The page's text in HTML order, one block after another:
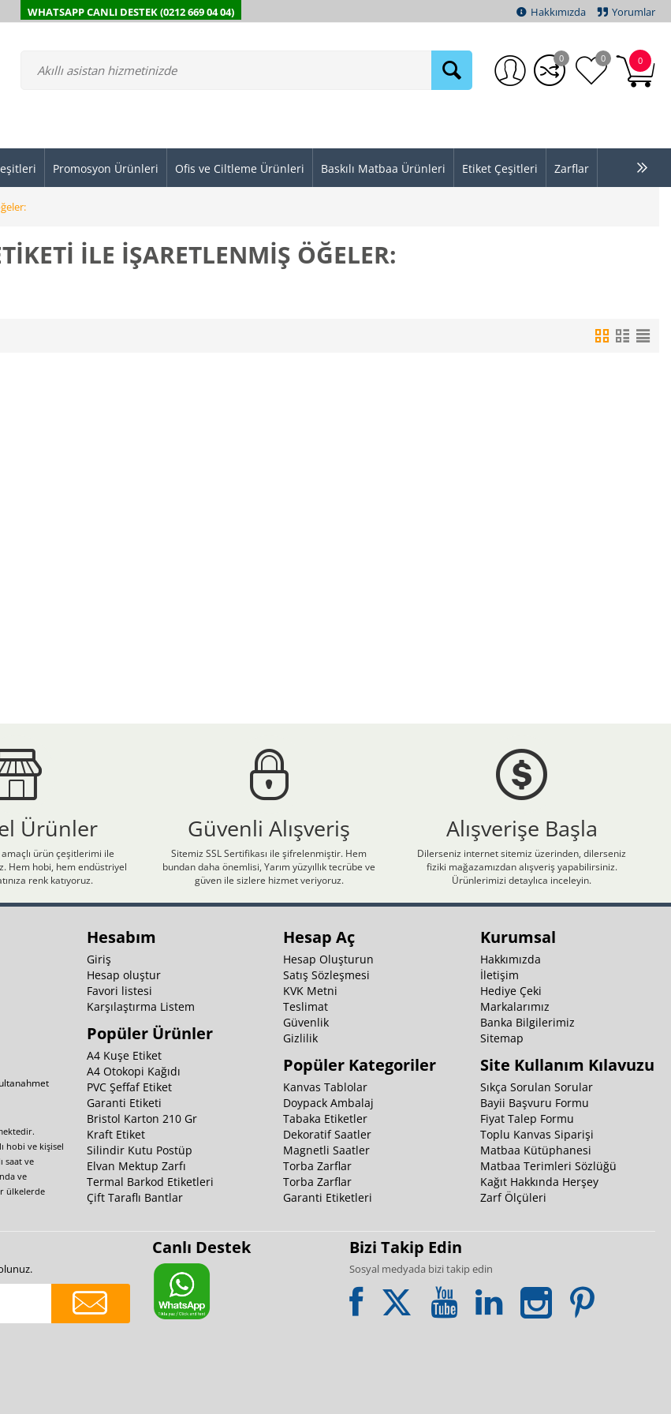
WHATSAPP CANLI DESTEK (0212 669 04 04) Hakkımızda Yorumlar
0
0 0
Promosyon Ürünleri Ofis ve Ciltleme Ürünleri Baskılı Matbaa Ürünleri Etiket Çeşitleri Zarflar
ILE IŞARETLENMIŞ ÖĞELER:
Ürünler
ürün çeşitlerimi ile
Hem hobi, hem endüstriyel
renk katıyoruz.
Güvenli Alışveriş
Sitemiz SSL Sertifikası ile şifrelenmiştir. Hem
bundan daha önemlisi, Yarım yüzyıllık tecrübe ve
güven ile sizlere hizmet veriyoruz.
Alışverişe Başla
Dilerseniz internet sitemiz üzerinden, dilerseniz
fiziki mağazamızdan alışveriş yapabilirsiniz.
Ürünlerimizi detaylıca inceleyin.
hobi ve kişisel
saat ve
ve
ülkelerde
Hesabım
Giriş
Hesap oluştur
Favori listesi
Karşılaştırma Listem
Popüler Ürünler
A4 Kuşe Etiket
A4 Otokopi Kağıdı
PVC Şeffaf Etiket
Garanti Etiketi
Bristol Karton 210 Gr
Kraft Etiket
Silindir Kutu Postüp
Elvan Mektup Zarfı
Termal Barkod Etiketleri
Çift Taraflı Bantlar
Hesap Aç
Hesap Oluşturun
Satış Sözleşmesi
KVK Metni
Teslimat
Güvenlik
Gizlilik
Popüler Kategoriler
Kanvas Tablolar
Doypack Ambalaj
Tabaka Etiketler
Dekoratif Saatler
Magnetli Saatler
Torba Zarflar
Torba Zarflar
Garanti Etiketleri
Kurumsal
Hakkımızda
İletişim
Hediye Çeki
Markalarımız
Banka Bilgilerimiz
Sitemap
Site Kullanım Kılavuzu
Sıkça Sorulan Sorular
Bayii Başvuru Formu
Fiyat Talep Formu
Toplu Kanvas Siparişi
Matbaa Kütüphanesi
Matbaa Terimleri Sözlüğü
Kağıt Hakkında Herşey
Zarf Ölçüleri
Canlı Destek Bizi Takip Edin
Sosyal medyada bizi takip edin